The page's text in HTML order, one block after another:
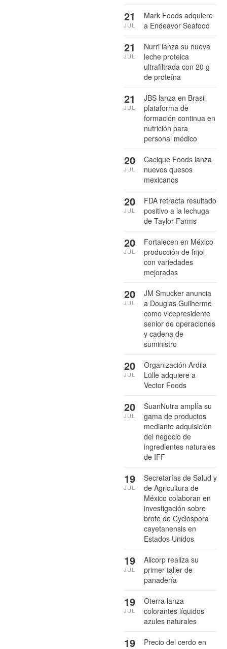
Mark Foods adquiere
a Endeavor Seafood
21
JUL
Nurri lanza su nueva
leche proteica
ultrafiltrada con 20 g
de proteína
21
JUL
JBS lanza en Brasil
plataforma de
formación continua en
nutrición para
personal médico
21
JUL
Cacique Foods lanza
nuevos quesos
mexicanos
20
JUL
FDA retracta resultado
positivo a la lechuga
de Taylor Farms
20
JUL
Fortalecen en México
producción de frijol
con variedades
mejoradas
20
JUL
JM Smucker anuncia
a Douglas Guilherme
como vicepresidente
senior de operaciones
y cadena de
suministro
20
JUL
Organización Ardila
Lülle adquiere a
Vector Foods
20
JUL
SuanNutra amplía su
gama de productos
mediante adquisición
del negocio de
ingredientes naturales
de IFF
20
JUL
Secretarías de Salud y
de Agricultura de
México colaboran en
investigación sobre
brote de Cyclospora
cayetanensis en
Estados Unidos
19
JUL
Alicorp realiza su
primer taller de
panadería
19
JUL
Oterra lanza
colorantes líquidos
azules naturales
19
JUL
Precio del cerdo en
19